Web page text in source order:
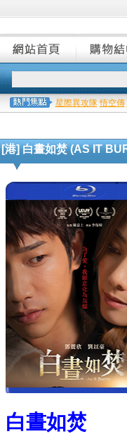
星際異攻隊 悟空傳
[港] 白晝如焚 (AS IT
白晝如焚